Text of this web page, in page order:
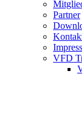
Partner
VFD